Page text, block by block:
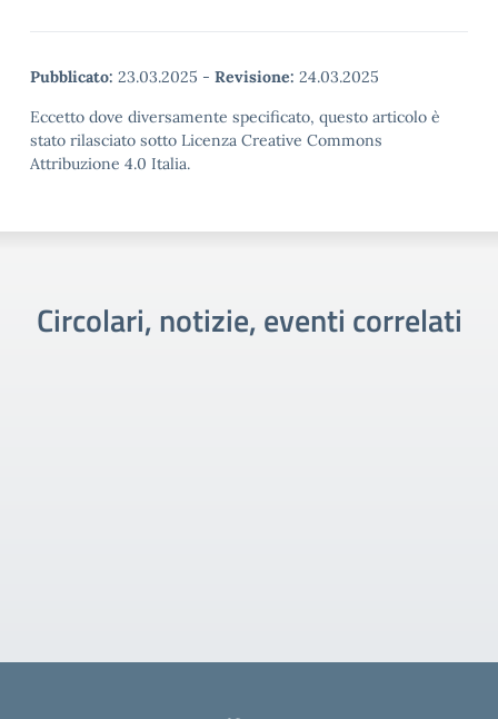
Pubblicato: 23.03.2025 - Revisione: 24.03.2025
Eccetto dove diversamente specificato, questo articolo è
stato rilasciato sotto Licenza Creative Commons
Attribuzione 4.0 Italia.
Circolari, notizie, eventi correlati